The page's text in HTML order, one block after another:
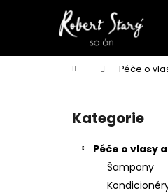
Domů Péče o
Přeskočit
kategorie
Kategorie
Péče o vlasy
Šampony
í
Zpět
do
Zpět
do